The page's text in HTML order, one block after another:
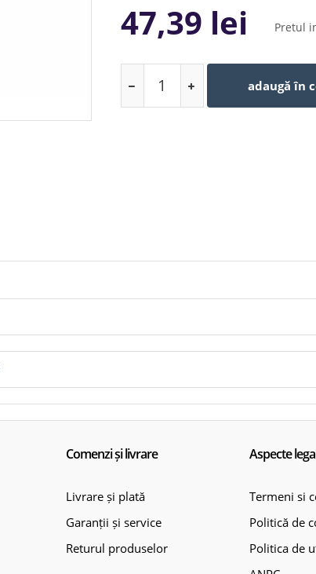
47,39 lei Pretul
adaugă în
Comenzi și livrare
Livrare și plată
Garanții și service
Returul produselor
Aspecte
Termeni si
Politică de
Politica de